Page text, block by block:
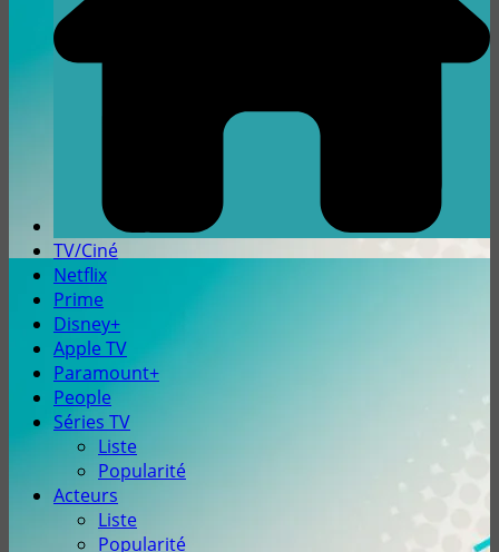
TV/Ciné
Netflix
Prime
Disney+
Apple TV
Paramount+
People
Séries TV
Liste
Popularité
Acteurs
Liste
Popularité